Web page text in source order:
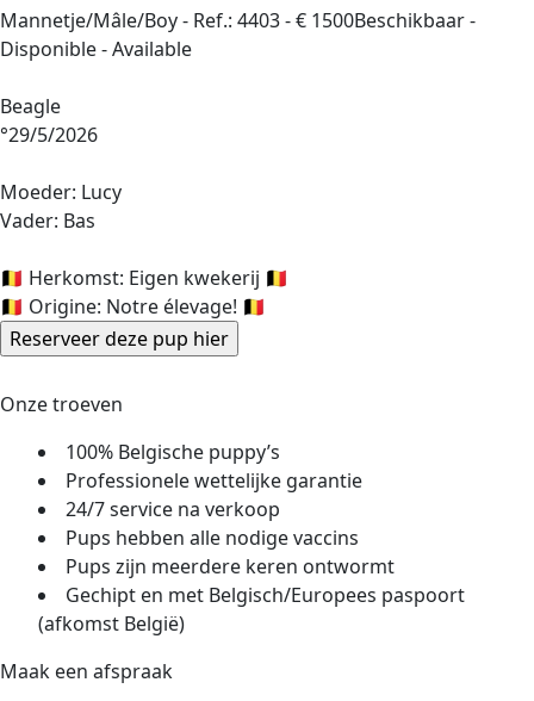
Mannetje/Mâle/Boy - Ref.: 4403-€ 1500Beschikbaar -
Disponible - Available
Beagle
°29/5/2026
Moeder: Lucy
Vader: Bas
🇧🇪 Herkomst: Eigen kwekerij 🇧🇪
🇧🇪 Origine: Notre élevage! 🇧🇪
Onze troeven
100% Belgische puppy’s
Professionele wettelijke garantie
24/7 service na verkoop
Pups hebben alle nodige vaccins
Pups zijn meerdere keren ontwormt
Gechipt en met Belgisch/Europees paspoort
(afkomst België)
Maak een afspraak